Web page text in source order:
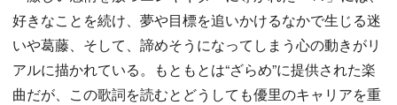
好きなことを続け、夢や目標を追いかけるなかで生じる迷
いや葛藤、そして、諦めそうになってしまう心の動きがリ
アルに描かれている。もともとは“ざらめ”に提供された楽
曲だが、この歌詞を読むとどうしても優里のキャリアを重